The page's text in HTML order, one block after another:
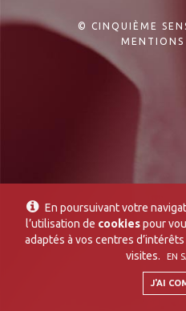
© CINQUIÈME
MENTIONS
En poursuivant votre
l’utilisation de cookiespour
adaptés à vos centres
visites.
EN
J'AI